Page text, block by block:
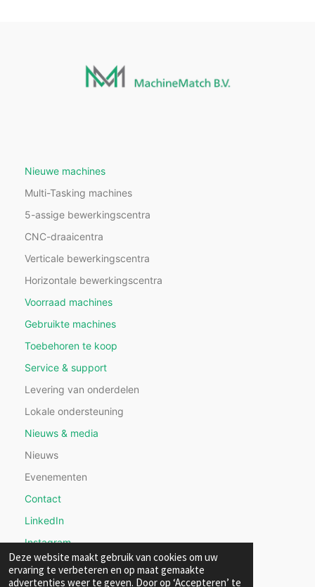
Deze website maakt gebruik van cookies om uw
ervaring te verbeteren en op maat gemaakte
advertenties weer te geven. Door op ‘Accepteren’ te
Nieuwe machines
Multi-Tasking machines
5-assige bewerkingscentra
CNC-draaicentra
Verticale bewerkingscentra
Horizontale bewerkingscentra
Voorraad machines
Gebruikte machines
Toebehoren te koop
Service & support
Levering van onderdelen
Lokale ondersteuning
Nieuws & media
Nieuws
Evenementen
Contact
LinkedIn
Instagram